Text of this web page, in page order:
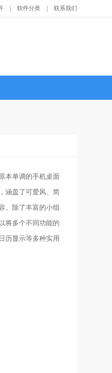
软件分类 联系我们
本单调的手机桌面
涵盖了可爱风、简
。除了丰富的小组
将多个不同功能的
历显示等多种实用